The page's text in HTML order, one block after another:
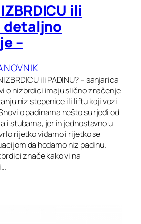
ili
detaljno
–
ili PADINU? – sanjarica
o nizbrdici imaju slično značenje
niz stepenice ili liftu koji vozi
o padinama nešto su rjeđi od
i stubama, jer ih jednostavno u
rijetko viđamo i rijetko se
da hodamo niz padinu.
znače kako vi na